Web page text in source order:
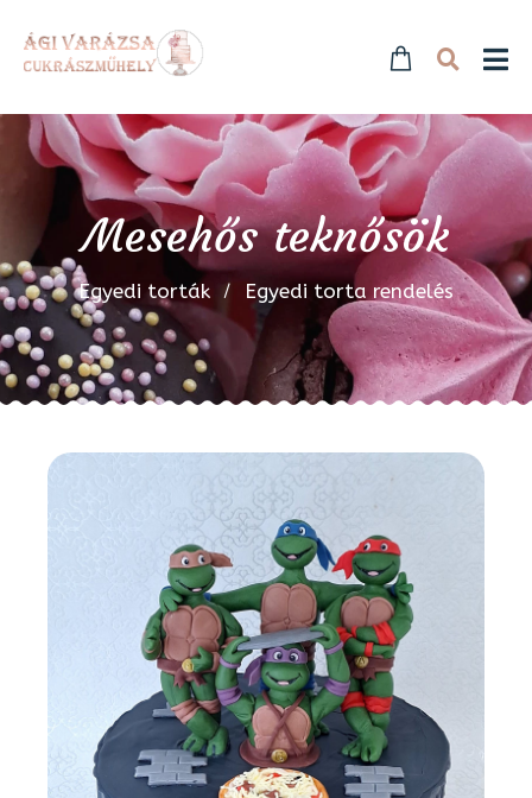
Mesehős teknősök
Egyedi torták Egyedi torta rendelés